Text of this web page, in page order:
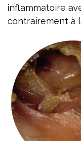
inflammatoire
contrairement à